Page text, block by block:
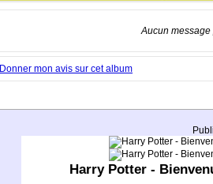
Aucun
Donner mon avis sur cet album
Harry Potter -